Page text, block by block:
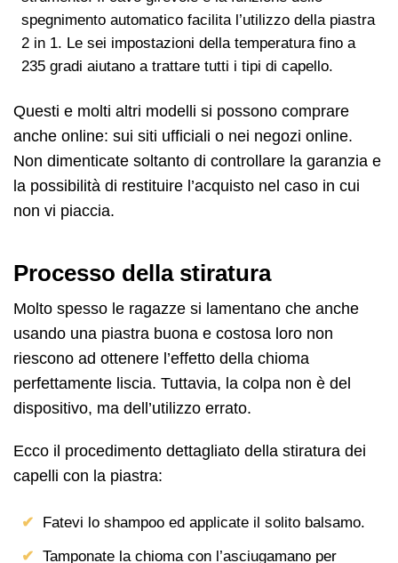
spegnimento automatico facilita l’utilizzo della piastra
2 in 1. Le sei impostazioni della temperatura fino a
235 gradi aiutano a trattare tutti i tipi di capello.
Questi e molti altri modelli si possono comprare
anche online: sui siti ufficiali o nei negozi online.
Non dimenticate soltanto di controllare la garanzia e
la possibilità di restituire l’acquisto nel caso in cui
non vi piaccia.
Processo della stiratura
Molto spesso le ragazze si lamentano che anche
usando una piastra buona e costosa loro non
riescono ad ottenere l’effetto della chioma
perfettamente liscia. Tuttavia, la colpa non è del
dispositivo, ma dell’utilizzo errato.
Ecco il procedimento dettagliato della stiratura dei
capelli con la piastra:
Fatevi lo shampoo ed applicate il solito balsamo.
Tamponate la chioma con l’asciugamano per